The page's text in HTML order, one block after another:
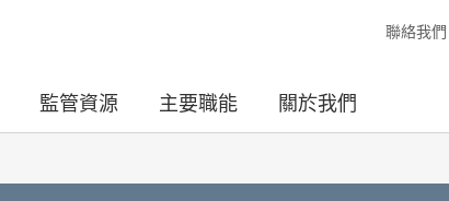
聯絡我們
監管資源 主要職能 關於我們